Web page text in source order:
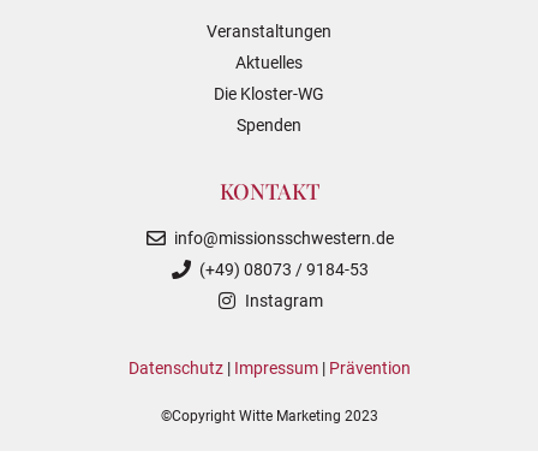
Veranstaltungen
Aktuelles
Die Kloster-WG
Spenden
KONTAKT
info@missionsschwestern.de
(+49) 08073 / 9184-53
Instagram
Datenschutz| Impressum| Prävention
©Copyright Witte Marketing 2023